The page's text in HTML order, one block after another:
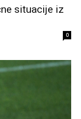
situacije iz
0